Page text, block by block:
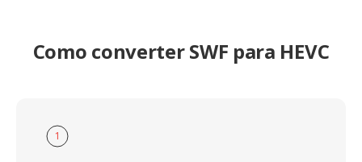
Como converter SWF para HEVC
1